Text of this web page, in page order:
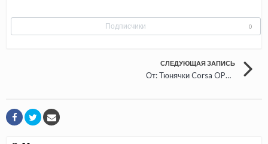
Подписчики 0
СЛЕДУЮЩАЯ ЗАПИСЬ
От: Тюнячки Corsa OPC. Стайлинг двигателя, фотографии